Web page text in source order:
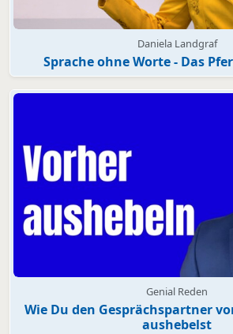
Daniela Landgraf
Sprache ohne Worte - Das
Genial Reden
Wie Du den Gesprächspartner
aushebelst